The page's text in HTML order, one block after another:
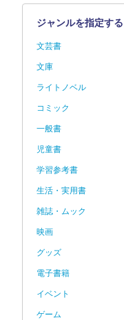
ジャンルを指定する
文芸書
文庫
ライトノベル
コミック
一般書
児童書
学習参考書
生活・実用書
雑誌・ムック
映画
グッズ
電子書籍
イベント
ゲーム